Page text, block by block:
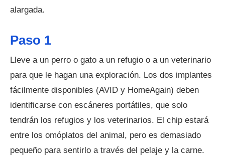
alargada.
Paso 1
Lleve a un perro o gato a un refugio o a un veterinario
para que le hagan una exploración. Los dos implantes
fácilmente disponibles (AVID y HomeAgain) deben
identificarse con escáneres portátiles, que solo
tendrán los refugios y los veterinarios. El chip estará
entre los omóplatos del animal, pero es demasiado
pequeño para sentirlo a través del pelaje y la carne.